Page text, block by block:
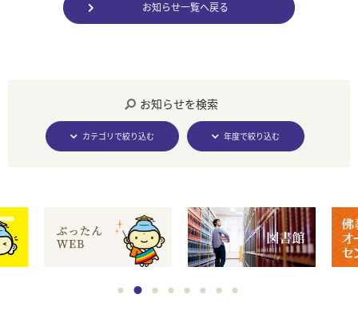
お知らせ一覧へ戻る
お知らせを検索
カテゴリで絞り込む 年度で絞り込む